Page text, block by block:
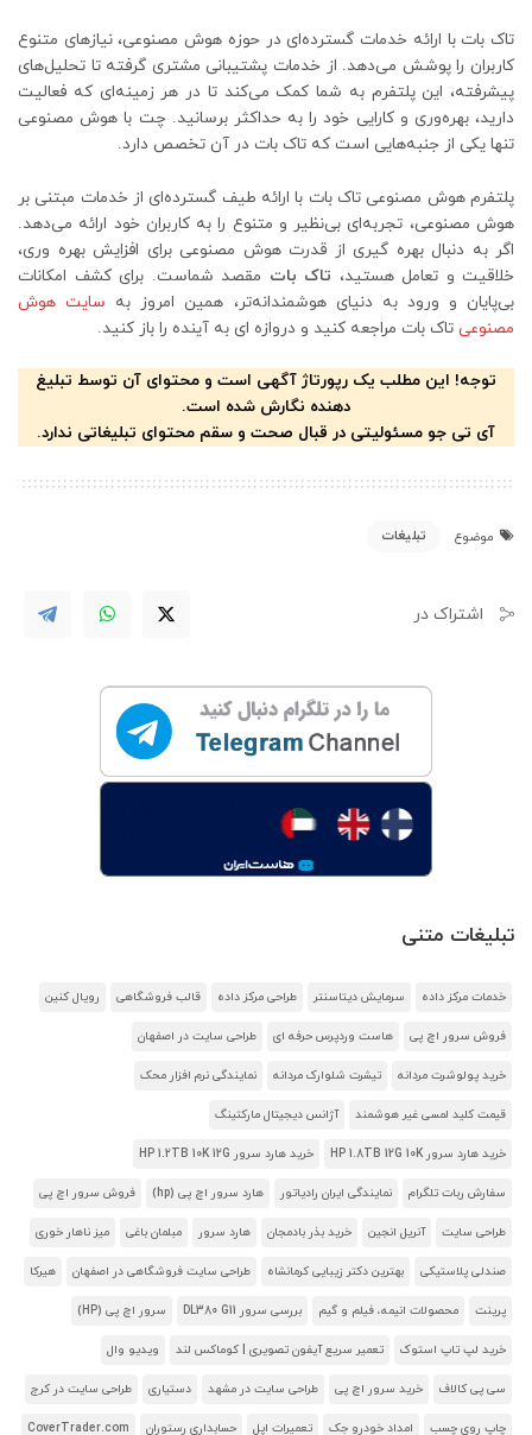
تاک بات با ارائه خدمات گسترده‌ای در حوزه هوش مصنوعی، نیازهای متنوع
کاربران را پوشش می‌دهد. از خدمات پشتیبانی مشتری گرفته تا تحلیل‌های
پیشرفته، این پلتفرم به شما کمک می‌کند تا در هر زمینه‌ای که فعالیت
دارید، بهره‌وری و کارایی خود را به حداکثر برسانید. چت با هوش مصنوعی
تنها یکی از جنبه‌هایی است که تاک بات در آن تخصص دارد.
پلتفرم هوش مصنوعی تاک بات با ارائه طیف گسترده‌ای از خدمات مبتنی بر
هوش مصنوعی، تجربه‌ای بی‌نظیر و متنوع را به کاربران خود ارائه می‌دهد.
اگر به دنبال بهره گیری از قدرت هوش مصنوعی برای افزایش بهره وری،
خلاقیت و تعامل هستید، تاک بات مقصد شماست. برای کشف امکانات
بی‌پایان و ورود به دنیای هوشمندانه‌تر، همین امروز به سایت هوش
مصنوعی تاک بات مراجعه کنید و دروازه ای به آینده را باز کنید.
توجه! این مطلب یک رپورتاژ آگهی است و محتوای آن توسط تبلیغ
دهنده نگارش شده است.
آی تی جو مسئولیتی در قبال صحت و سقم محتوای تبلیغاتی ندارد.
موضوع تبلیغات
اشتراک در
تبلیغات متنی
خدمات مرکز داده سرمایش دیتاسنتر طراحی مرکز داده قالب فروشگاهی رویال کنین
فروش سرور اچ پی هاست وردپرس حرفه ای طراحی سایت در اصفهان
خرید پولوشرت مردانه تیشرت شلوارک مردانه نمایندگی نرم افزار محک
قیمت کلید لمسی غیر هوشمند آژانس دیجیتال مارکتینگ
خرید هارد سرور HP 1.8TB 12G 10K خرید هارد سرور HP 1.2TB 10K 12G
سفارش ربات تلگرام نمایندگی ایران رادیاتور هارد سرور اچ پی (hp) فروش سرور اچ پی
طراحی سایت آنریل انجین خرید بذر بادمجان هارد سرور مبلمان باغی میز ناهار خوری
صندلی پلاستیکی بهترین دکتر زیبایی کرمانشاه طراحی سایت فروشگاهی در اصفهان هیرکا
پرینت محصولات انیمه، فیلم و گیم بررسی سرور DL380 G11 سرور اچ پی (HP)
خرید لپ تاپ استوک تعمیر سریع آیفون تصویری | کوماکس لند ویدیو وال
سی پی کالاف خرید سرور اچ پی طراحی سایت در مشهد دستیاری طراحی سایت در کرج
چاپ روی چسب امداد خودرو جک تعمیرات اپل حسابداری رستوران CoverTrader.com